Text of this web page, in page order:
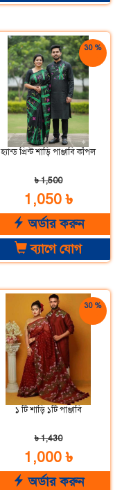
30 %
হ্যান্ড প্রিন্ট শাড়ি পাঞ্জাবি কাঁপল
৳ 1,500
1,050 ৳
অর্ডার করুন
ব্যাগে যোগ
30 %
১ টি শাড়ি ১টি পাঞ্জাবি
৳ 1,430
1,000 ৳
অর্ডার করুন